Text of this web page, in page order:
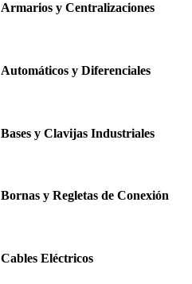
Armarios y Centralizaciones
Automáticos y Diferenciales
Bases y Clavijas Industriales
Bornas y Regletas de Conexión
Cables Eléctricos